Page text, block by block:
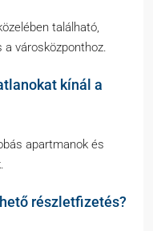
található,
a városközponthoz.
kínál a
apartmanok és
részletfizetés?